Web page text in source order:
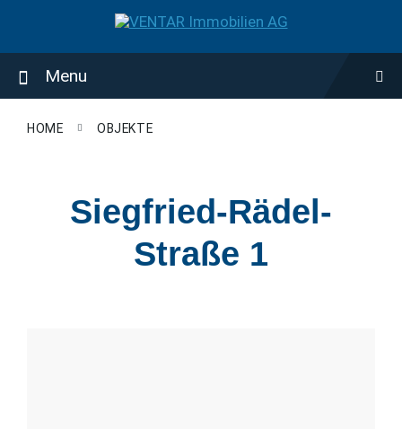
navigation
Menu
HOME OBJEKTE
Siegfried-Rädel-
Straße 1